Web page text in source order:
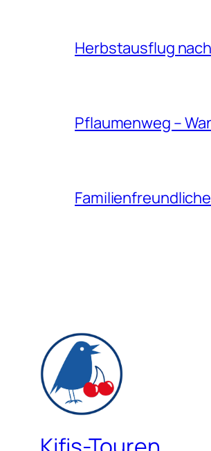
Herbstausflug
Pflaumenweg –